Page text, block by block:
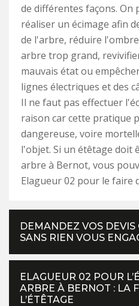
de différentes façons. On
réaliser un écimage afin
de l'arbre, réduire
arbre trop grand,
mauvais état ou
lignes électriques et des
Il ne faut pas effectuer
raison car cette pratique
dangereuse, voire
l'objet. Si un étêtage doit
arbre à Bernot, vous
Elagueur 02 pour le faire
DEMANDEZ VOS
SANS RIEN VOUS
ELAGUEUR 02 POUR
ARBRE À BERNOT : LA
L’ÉTÊTAGE